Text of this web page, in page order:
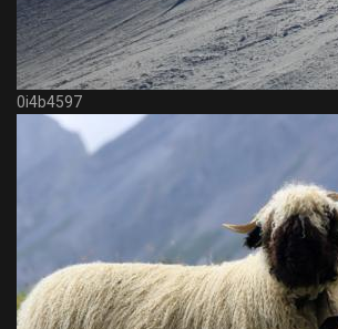
0i4b4597